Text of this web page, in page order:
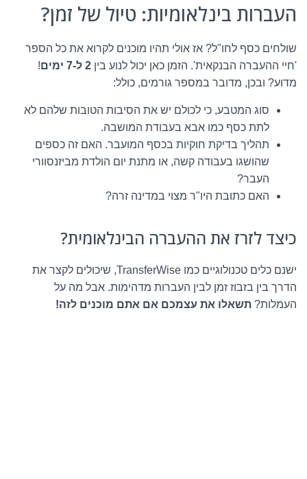
העברות בינלאומיות: טיול של זמן?
שולחים כסף לחו"ל? אז אולי תהיו מוכנים לקרוא את כל הספר
'חיי ההעברה הבנקאית'. הזמן כאן יכול לנוע בין 2 ל-7 ימים
!
מדוע? ובכן, מדובר במספר גורמים, כולל:
סוג המטבע, כי לכולם יש את הסיבות הטובות שלהם לא
לתת כסף כמו אבא בעבודת המושבה.
תהליך בדיקת חוקיות בכסף המועבר. האם זה כספים
שהושגו בעבודה קשה, או מתנת יום הולדת מביזנסוורי
העבר?
האם כתובת היו"ר מצוי במדינה זרה?
כיצד לזרז את ההעברה הבינלאומית?
ישנם כלים טכנולוגיים כמו TransferWise, שיכולים לקצר את
הדרך בין בזבוז זמן לבין העברות מדהימות. אבל מה על
העמלות? תשאלו את עצמכם אם אתם מוכנים לזה!